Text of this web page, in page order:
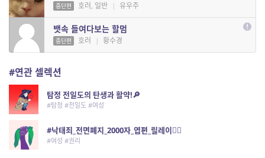
중단편 호러, 일반 | 유우주
뱃속 들여다보는 할멈
중단편 호러 | 황수경
#연관 셀렉션
탐정 전일도의 탄생과 활약!🔎
#탐정 #전일도 #여성
#낙태죄_전면폐지_2000자_엽편_릴레이🏃‍♀️
#여성 #권리